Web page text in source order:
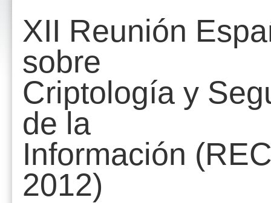
contenido.
Saltar
navegación
Personales
XII Reunión
sobre
Criptología y
de la
Información
2012)